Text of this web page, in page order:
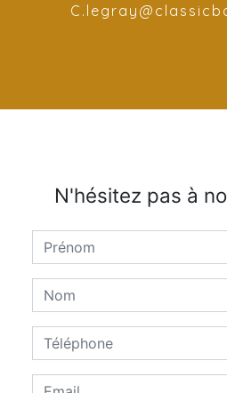
N'hésitez pas à